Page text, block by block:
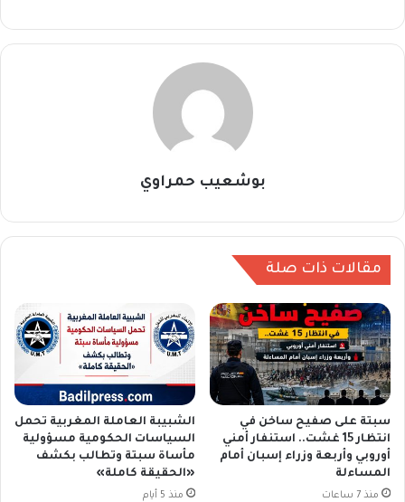
بوشعيب حمراوي
مقالات ذات صلة
سبتة على صفيح ساخن في
انتظار 15 غشت.. استنفار أمني
أوروبي وأربعة وزراء إسبان أمام
المساءلة
منذ 7 ساعات
الشبيبة العاملة المغربية تحمل
السياسات الحكومية مسؤولية
مأساة سبتة وتطالب بكشف
«الحقيقة كاملة»
منذ 5 أيام